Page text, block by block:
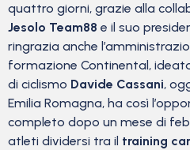
quattro giorni, grazie alla
Jesolo Team88 e il suo
ringrazia anche
formazione Continental,
di ciclismo Davide Cassani,
Emilia Romagna, ha così
completo dopo un mese di
atleti dividersi tra il training